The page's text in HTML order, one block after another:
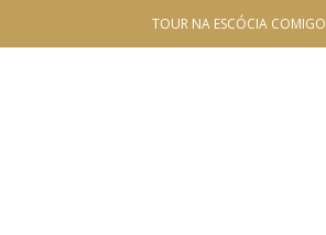
TOUR NA ESCÓCIA COMIGO